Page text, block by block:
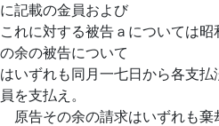
に記載の金員および
これに対する被告ａについては
の余の被告について
はいずれも同月一七日から各支
員を支払え。
原告その余の請求はいずれも棄